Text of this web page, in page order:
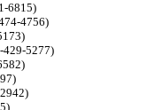
6815)
4756)
5277)